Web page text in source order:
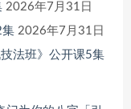
2026年7月31日
集 2026年7月31日
法班》公开课5集